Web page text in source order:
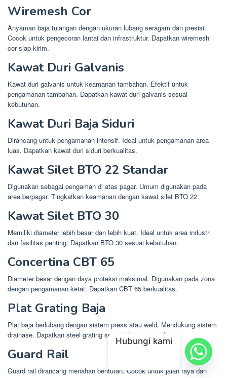
Wiremesh Cor
Anyaman baja tulangan dengan ukuran lubang seragam dan presisi.
Cocok untuk pengecoran lantai dan infrastruktur. Dapatkan wiremesh
cor siap kirim.
Kawat Duri Galvanis
Kawat duri galvanis untuk keamanan tambahan. Efektif untuk
pengamanan tambahan. Dapatkan kawat duri galvanis sesuai
kebutuhan.
Kawat Duri Baja Siduri
Dirancang untuk pengamanan intensif. Ideal untuk pengamanan area
luas. Dapatkan kawat duri siduri berkualitas.
Kawat Silet BTO 22 Standar
Digunakan sebagai pengaman di atas pagar. Umum digunakan pada
area berpagar. Tingkatkan keamanan dengan kawat silet BTO 22.
Kawat Silet BTO 30
Memiliki diameter lebih besar dan lebih kuat. Ideal untuk area industri
dan fasilitas penting. Dapatkan BTO 30 sesuai kebutuhan.
Concertina CBT 65
Diameter besar dengan daya proteksi maksimal. Digunakan pada zona
dengan pengamanan ketat. Dapatkan CBT 65 berkualitas.
Plat Grating Baja
Plat baja berlubang dengan sistem press atau weld. Mendukung sistem
drainase. Dapatkan steel grating sesuai ukuran proyek.
Guard Rail
Guard rail dirancang menahan benturan. Cocok untuk jalan raya dan
Hubungi kami